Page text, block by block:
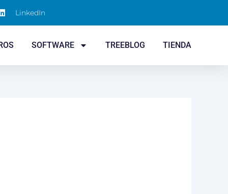
LinkedIn
SOFTWARE TREEBLOG TIENDA